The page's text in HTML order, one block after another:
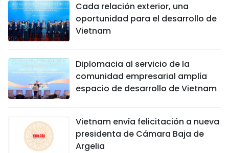
Cada relación exterior, una
oportunidad para el desarrollo de
Vietnam
Diplomacia al servicio de la
comunidad empresarial amplía
espacio de desarrollo de Vietnam
Vietnam envía felicitación a nueva
presidenta de Cámara Baja de
Argelia